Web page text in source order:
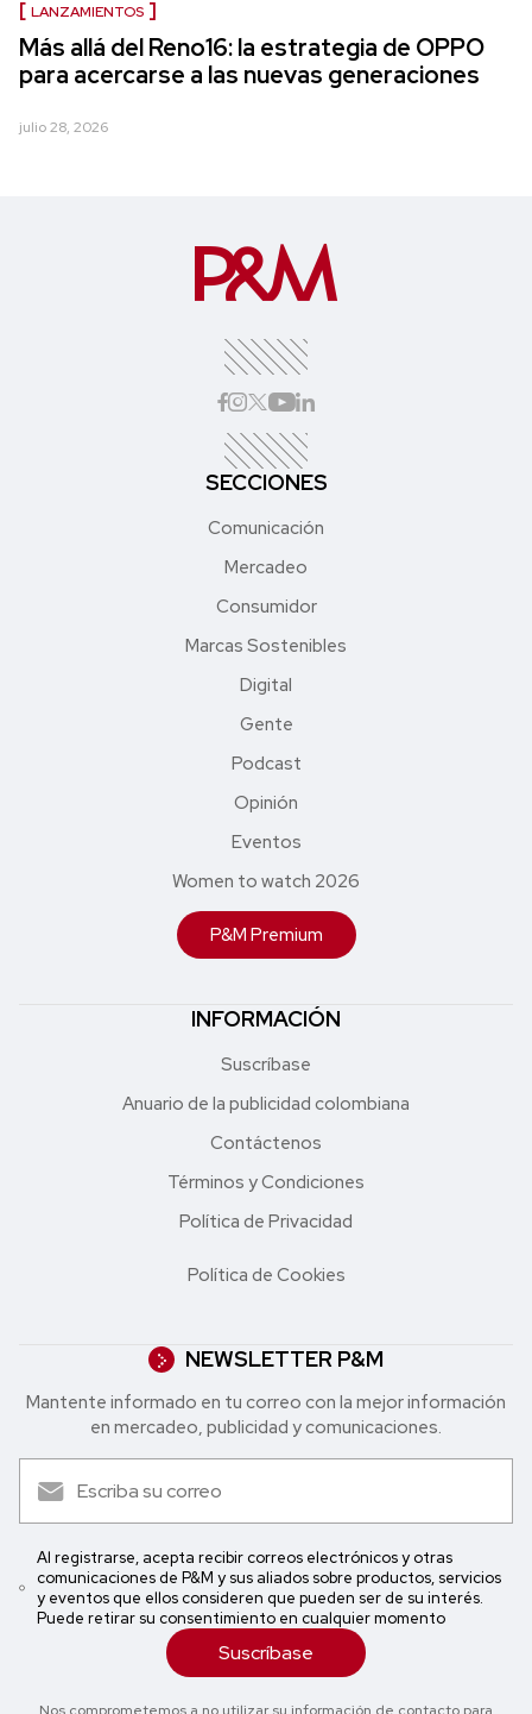
LANZAMIENTOS
Más allá del Reno16: la estrategia de OPPO
para acercarse a las nuevas generaciones
julio 28, 2026
SECCIONES
Comunicación
Mercadeo
Consumidor
Marcas Sostenibles
Digital
Gente
Podcast
Opinión
Eventos
Women to watch 2026
P&M Premium
INFORMACIÓN
Suscríbase
Anuario de la publicidad colombiana
Contáctenos
Términos y Condiciones
Política de Privacidad
Política de Cookies
NEWSLETTER P&M
Mantente informado en tu correo con la mejor in formación
en mercadeo, publicidad y comunicaciones.
Al registrarse, acepta recibir correos electrónicos y otras
comunicaciones de P&M y sus aliados sobre productos, servicios
y eventos que ellos consideren que pueden ser de su interés.
Puede retirar su consentimiento en cualquier momento
Suscríbase
Nos comprometemos a no utilizar su información de contacto para